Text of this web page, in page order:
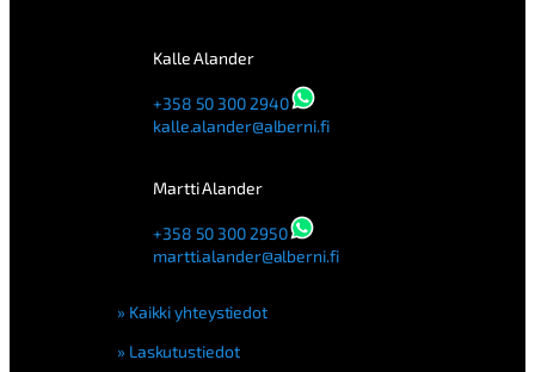
Kalle Alander
+358 50 300 2940
kalle.alander@alberni.fi
Martti Alander
+358 50 300 2950
martti.alander@alberni.fi
Kaikki yhteystiedot
Laskutustiedot